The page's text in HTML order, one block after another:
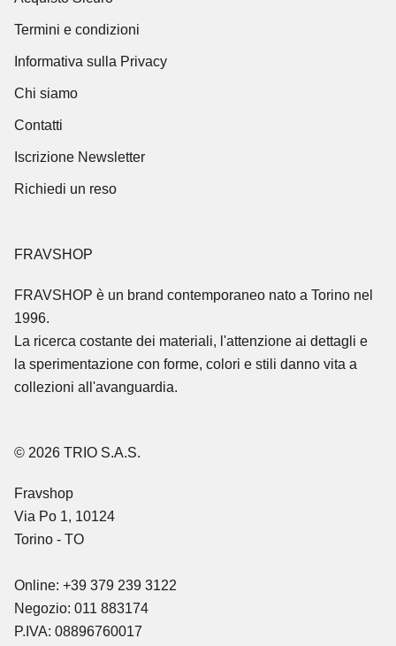
Termini e condizioni
Informativa sulla Privacy
Chi siamo
Contatti
Iscrizione Newsletter
Richiedi un reso
FRAVSHOP
FRAVSHOP è un brand contemporaneo nato a Torino nel
1996.
La ricerca costante dei materiali, l'attenzione ai dettagli e
la sperimentazione con forme, colori e stili danno vita a
collezioni all'avanguardia.
© 2026 TRIO S.A.S.
Fravshop
Via Po 1, 10124
Torino - TO
Online: +39 379 239 3122
Negozio: 011 883174
P.IVA: 08896760017